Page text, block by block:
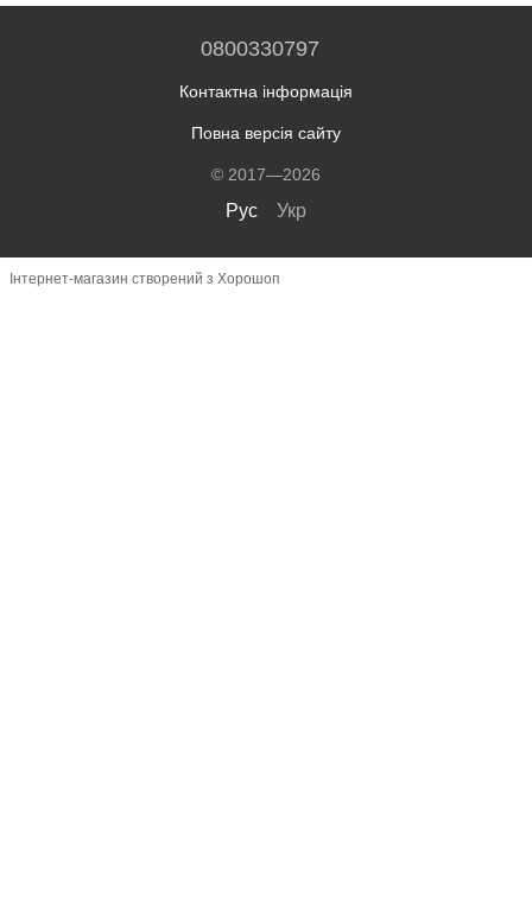
0800330797
Контактна інформація
Повна версія сайту
© 2017—2026
Рус Укр
Інтернет-магазин створений з Хорошоп